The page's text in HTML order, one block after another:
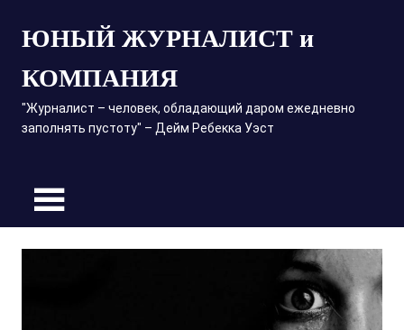
содержимому
ЮНЫЙ ЖУРНАЛИСТ и
КОМПАНИЯ
"Журналист – человек, обладающий даром ежедневно
заполнять пустоту" – Дейм Ребекка Уэст